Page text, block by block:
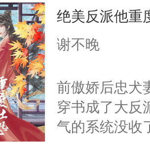
母的微笑：“
留看着面前
人，突然醒悟
卫天还没亮，
腰：“陛下，
不好了！”“那
惜被人暗害，
绝。主神知晓
朝，一个从未
为三种性别。
构与男子相同
了一颗红色
绝美反派他重
谢不晚
前傲娇后忠犬
穿书成了大反
气的系统没收